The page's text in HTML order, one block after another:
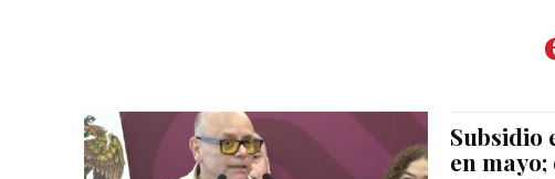
Subsidio
en